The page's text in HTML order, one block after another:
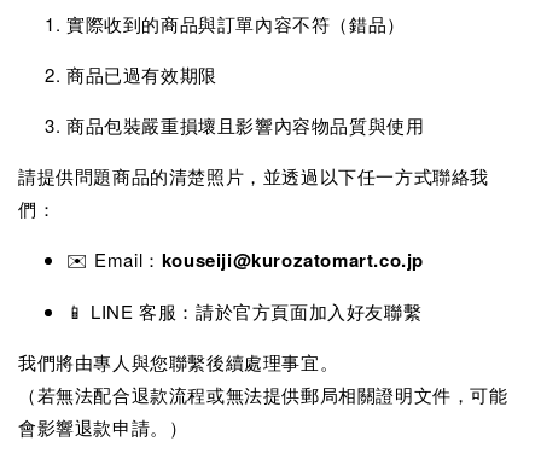
實際收到的商品與訂單內容不符（錯品）
商品已過有效期限
商品包裝嚴重損壞且影響內容物品質與使用
請提供問題商品的清楚照片，並透過以下任一方式聯絡我
們：
✉️ Email： kouseiji@kurozatomart.co.jp
📱 LINE 客服：請於官方頁面加入好友聯繫
我們將由專人與您聯繫後續處理事宜。
（若無法配合退款流程或無法提供郵局相關證明文件，可能
會影響退款申請。）